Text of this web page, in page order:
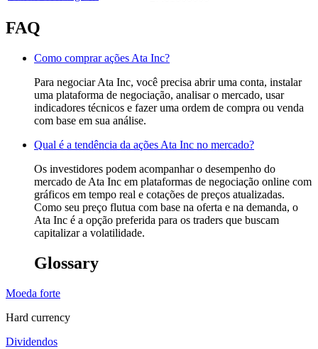
FAQ
Como comprar ações Ata Inc?
Para negociar Ata Inc, você precisa abrir uma conta, instalar
uma plataforma de negociação, analisar o mercado, usar
indicadores técnicos e fazer uma ordem de compra ou venda
com base em sua análise.
Qual é a tendência da ações Ata Inc no mercado?
Os investidores podem acompanhar o desempenho do
mercado de Ata Inc em plataformas de negociação online com
gráficos em tempo real e cotações de preços atualizadas.
Como seu preço flutua com base na oferta e na demanda, o
Ata Inc é a opção preferida para os traders que buscam
capitalizar a volatilidade.
Glossary
Moeda forte
Hard currency
Dividendos